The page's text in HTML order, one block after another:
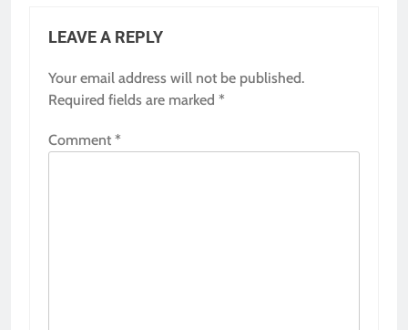
LEAVE A REPLY
Your email address will not be published.
Required fields are marked *
Comment *